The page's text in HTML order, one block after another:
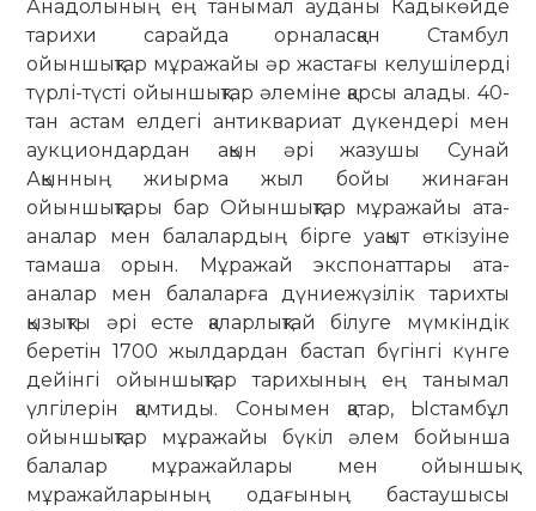
Анадолының ең танымал ауданы Кадыкөйде
тарихи сарайда орналасқан Стамбул
ойыншықтар мұражайы әр жастағы келушілерді
түрлі-түсті ойыншықтар әлеміне қарсы алады. 40-
тан астам елдегі антиквариат дүкендері мен
аукциондардан ақын әрі жазушы Сунай
Ақынның жиырма жыл бойы жинаған
ойыншықтары бар Ойыншықтар мұражайы ата-
аналар мен балалардың бірге уақыт өткізуіне
тамаша орын. Мұражай экспонаттары ата-
аналар мен балаларға дүниежүзілік тарихты
қызықты әрі есте қаларлықтай білуге ​​мүмкіндік
беретін 1700 жылдардан бастап бүгінгі күнге
дейінгі ойыншықтар тарихының ең танымал
үлгілерін қамтиды. Сонымен қатар, Ыстамбұл
ойыншықтар мұражайы бүкіл әлем бойынша
балалар мұражайлары мен ойыншық
мұражайларының одағының бастаушысы